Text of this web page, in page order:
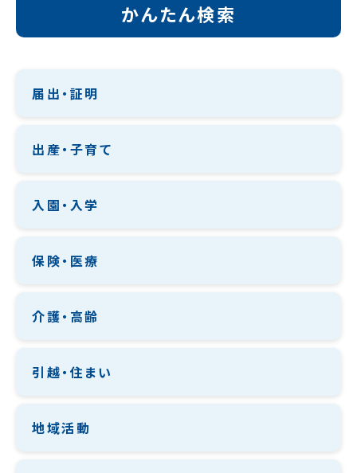
かんたん検索
届出・証明
出産・子育て
入園・入学
保険・医療
介護・高齢
引越・住まい
地域活動